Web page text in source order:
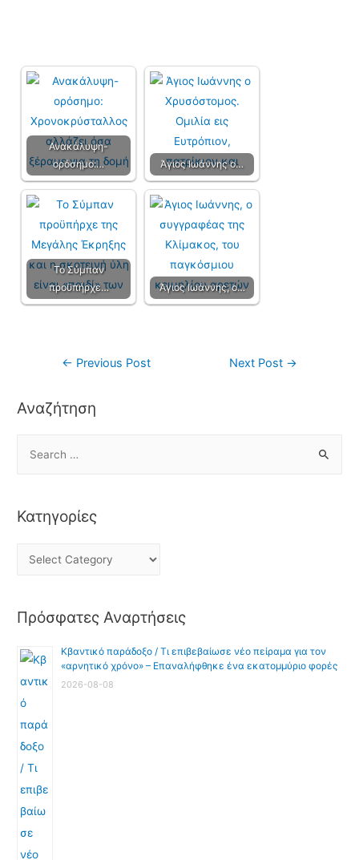
Ανακάλυψη-
ορόσημο:…
Άγιος Ιωάννης ο…
Το Σύμπαν
προϋπήρχε…
Άγιος Ιωάννης, ο…
← Previous Post Next Post →
Αναζήτηση
Κατηγορίες
Πρόσφατες Αναρτήσεις
Κβαντικό παράδοξο / Τι επιβεβαίωσε νέο πείραμα για τον
«αρνητικό χρόνο» – Επαναλήφθηκε ένα εκατομμύριο φορές
2026-08-08